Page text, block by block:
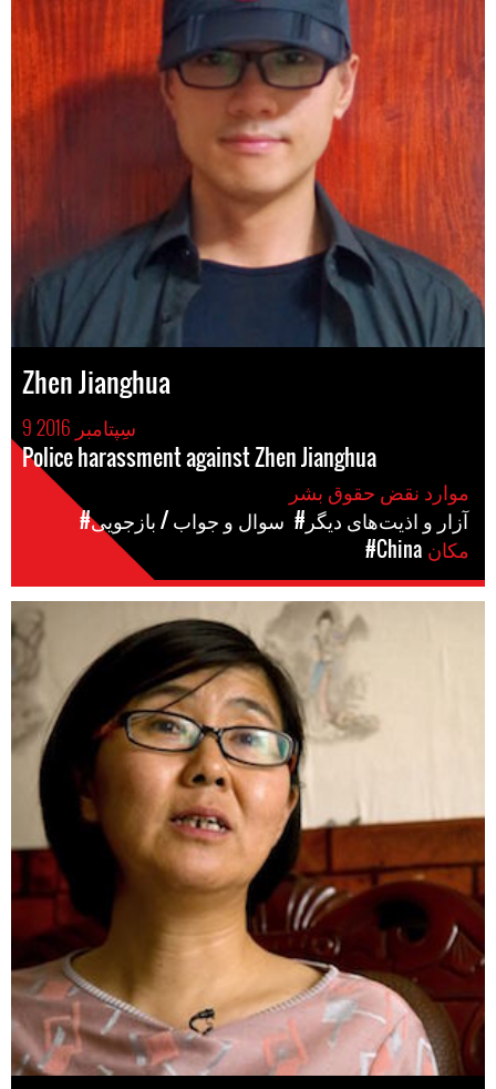
Zhen Jianghua
9 سِپتامبر 2016
Police harassment against Zhen Jianghua
#سوال و جواب / بازجویی
#آزار و اذیت‌های دیگر
#China